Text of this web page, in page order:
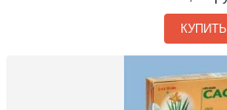
КУПИТЬ